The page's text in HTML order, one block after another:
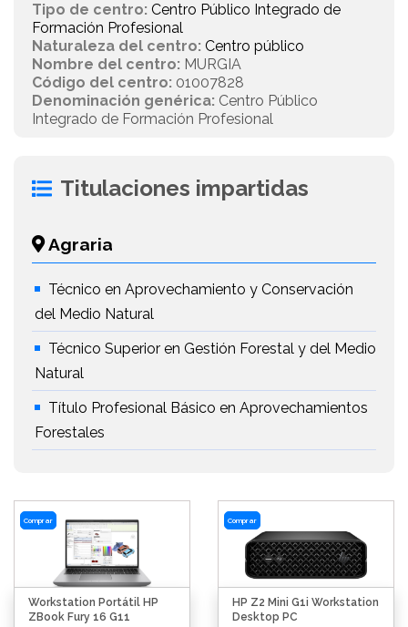
Tipo de centro: Centro Público Integrado de
Formación Profesional
Naturaleza del centro: Centro público
Nombre del centro: MURGIA
Código del centro: 01007828
Denominación genérica: Centro Público
Integrado de Formación Profesional
Titulaciones impartidas
Agraria
Técnico en Aprovechamiento y Conservación
del Medio Natural
Técnico Superior en Gestión Forestal y del Medio
Natural
Título Profesional Básico en Aprovechamientos
Forestales
Comprar
Workstation Portátil HP
ZBook Fury 16 G11
Comprar
HP Z2 Mini G1i Workstation
Desktop PC